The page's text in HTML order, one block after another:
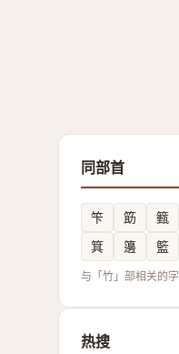
同部首
笇 筯 籈
箕
籩 籃
与「竹」部相关的字
热搜